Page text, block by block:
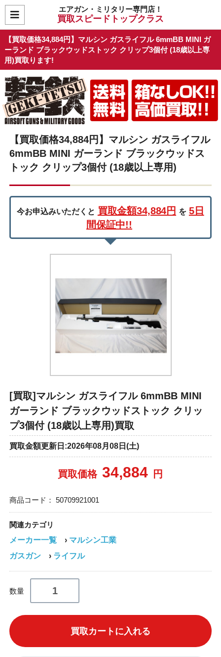
エアガン・ミリタリー専門店！
買取スピードトップクラス
【買取価格34,884円】マルシン ガスライフル 6mmBB MINI ガ
ーランド ブラックウッドストック クリップ3個付 (18歳以上専
用)買取ります!
【買取価格34,884円】マルシン ガスライフル
6mmBB MINI ガーランド ブラックウッドス
トック クリップ3個付 (18歳以上専用)
今お申込みいただくと 買取金額34,884円 を 5日
間保証中!!
[買取]マルシン ガスライフル 6mmBB MINI
ガーランド ブラックウッドストック クリッ
プ3個付 (18歳以上専用)買取
買取金額更新日:2026年08月08日(土)
買取価格 34,884 円
商品コード： 50709921001
関連カテゴリ
メーカー一覧
› マルシン工業
ガスガン
› ライフル
数量
買取カートに入れる